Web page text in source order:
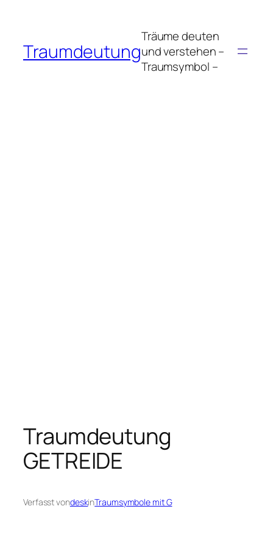
springen
Traumdeutung
Träume deuten
und verstehen –
Traumsymbol –
Traumdeutung
GETREIDE
Verfasst vondeskinTraumsymbole mit G